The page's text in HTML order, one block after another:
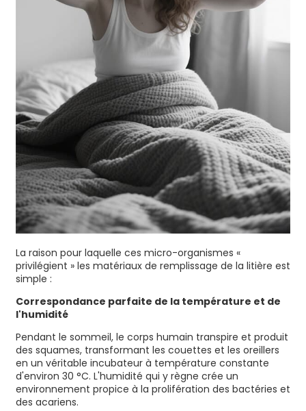
La raison pour laquelle ces micro-organismes «
privilégient » les matériaux de remplissage de la litière est
simple :
Correspondance parfaite de la température et de
l'humidité
Pendant le sommeil, le corps humain transpire et produit
des squames, transformant les couettes et les oreillers
en un véritable incubateur à température constante
d'environ 30 °C. L'humidité qui y règne crée un
environnement propice à la prolifération des bactéries et
des acariens.